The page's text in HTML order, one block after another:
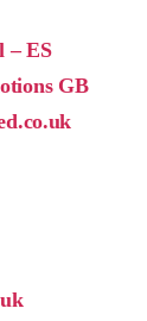
– ES
GB